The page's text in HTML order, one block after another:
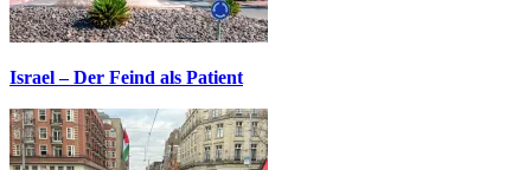
Israel – Der Feind als Patient